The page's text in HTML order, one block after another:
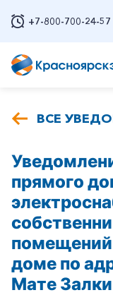
+7-800-700-24-57
ВСЕ
прямого
помещений
доме по
Мате